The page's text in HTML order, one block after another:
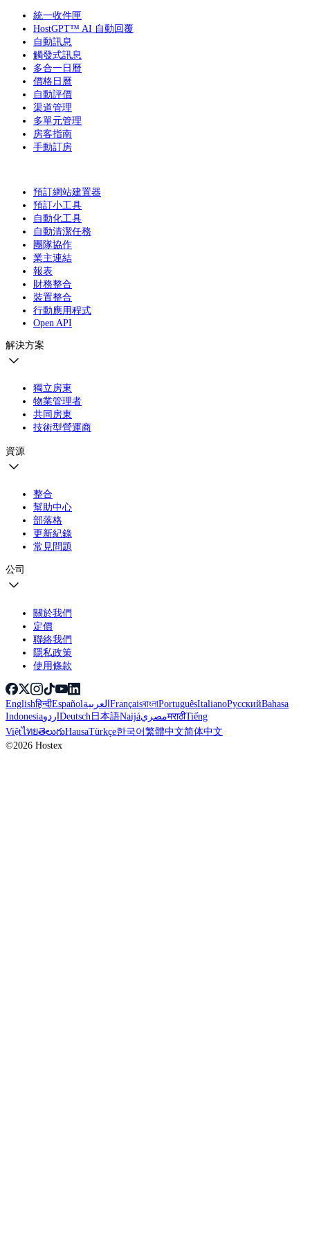
統一收件匣
HostGPT™ AI 自動回覆
自動訊息
觸發式訊息
多合一日曆
價格日曆
自動評價
渠道管理
多單元管理
房客指南
手動訂房
預訂網站建置器
預訂小工具
自動化工具
自動清潔任務
團隊協作
業主連結
報表
財務整合
裝置整合
行動應用程式
Open API
解決方案
獨立房東
物業管理者
共同房東
技術型營運商
資源
整合
幫助中心
部落格
更新紀錄
常見問題
公司
關於我們
定價
聯絡我們
隱私政策
使用條款
Englishहिन्दीEspañolالعربيةFrançaisবাংলাPortuguêsItalianoРусскийBahasa
IndonesiaاردوDeutsch日本語NaijáمصريमराठीTiếng
ViệtไทยతెలుగుHausaTürkçe한국어繁體中文简体中文
©2026 Hostex